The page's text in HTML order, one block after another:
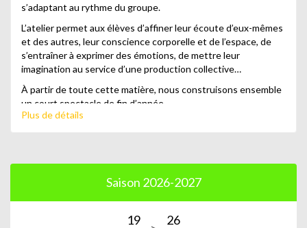
s’adaptant au rythme du groupe.
L’atelier permet aux élèves d’affiner leur écoute d’eux-mêmes
et des autres, leur conscience corporelle et de l’espace, de
s’entraîner à exprimer des émotions, de mettre leur
imagination au service d’une production collective…
À partir de toute cette matière, nous construisons ensemble
un court spectacle de fin d’année.
Plus de détails
Saison 2026-2027
19
26